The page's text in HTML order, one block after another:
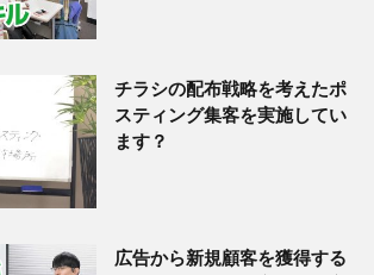
チラシの配布戦略を考えたポ
スティング集客を実施してい
ます？
広告から新規顧客を獲得する